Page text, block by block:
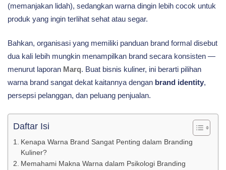
(memanjakan lidah), sedangkan warna dingin lebih cocok untuk
produk yang ingin terlihat sehat atau segar.
Bahkan, organisasi yang memiliki panduan brand formal disebut
dua kali lebih mungkin menampilkan brand secara konsisten —
menurut laporan Marq. Buat bisnis kuliner, ini berarti pilihan
warna brand sangat dekat kaitannya dengan brand identity,
persepsi pelanggan, dan peluang penjualan.
Daftar Isi
Kenapa Warna Brand Sangat Penting dalam Branding
Kuliner?
Memahami Makna Warna dalam Psikologi Branding